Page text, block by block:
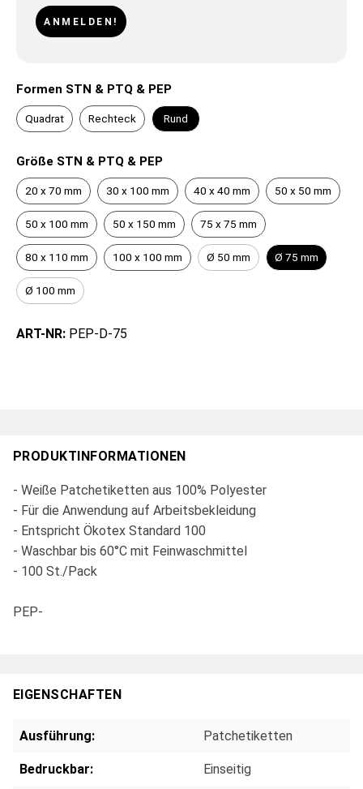
ANMELDEN!
Formen STN & PTQ & PEP
Quadrat Rechteck Rund
Größe STN & PTQ & PEP
20 x 70 mm 30 x 100 mm 40 x 40 mm 50 x 50 mm
50 x 100 mm 50 x 150 mm 75 x 75 mm
80 x 110 mm 100 x 100 mm Ø 50 mm Ø 75 mm
Ø 100 mm
ART-NR: PEP-D-75
PRODUKTINFORMATIONEN
- Weiße Patchetiketten aus 100% Polyester
- Für die Anwendung auf Arbeitsbekleidung
- Entspricht Ökotex Standard 100
- Waschbar bis 60°C mit Feinwaschmittel
- 100 St./Pack
PEP-
EIGENSCHAFTEN
Ausführung: Patchetiketten
Bedruckbar: Einseitig